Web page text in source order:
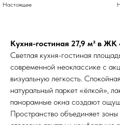
Настоящее
Кухня-гостиная 27,9 м² в
Светлая кухня-гостиная
современной неоклассике с
визуальную легкость.
натуральный паркет «ёлкой»,
панорамные окна создают
Пространство объединяет зоны